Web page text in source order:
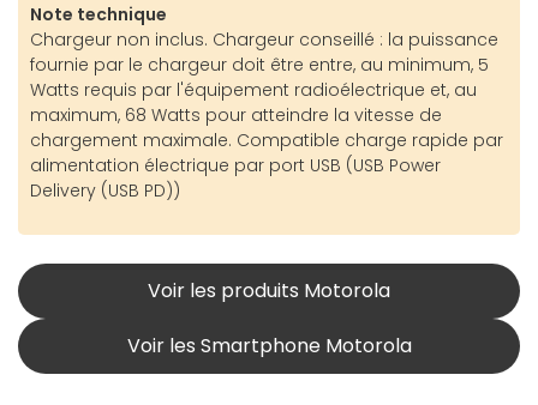
Note technique
Chargeur non inclus. Chargeur conseillé : la puissance
fournie par le chargeur doit être entre, au minimum, 5
Watts requis par l'équipement radioélectrique et, au
maximum, 68 Watts pour atteindre la vitesse de
chargement maximale. Compatible charge rapide par
alimentation électrique par port USB (USB Power
Delivery (USB PD))
Voir les produits Motorola
Voir les Smartphone Motorola